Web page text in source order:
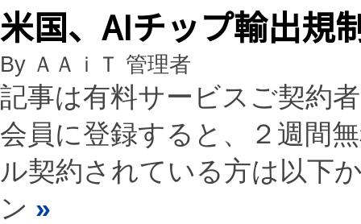
米国、AIチップ輸出規
By ＡＡｉＴ 管理者
記事は有料サービスご契約
会員に登録すると、２週間
ル契約されている方は以下
ン »